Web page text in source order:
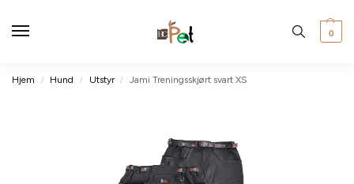
0
Hjem / Hund / Utstyr / Jami Treningsskjørt svart XS